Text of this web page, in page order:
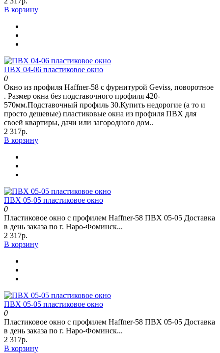
В корзину
ПВХ 04-06 пластиковое окно
0
Окно из профиля Haffner-58 c фурнитурой Geviss, поворотное
. Размер окна без подставочного профиля 420-
570мм.Подставочный профиль 30.Купить недорогие (а то и
просто дешевые) пластиковые окна из профиля ПВХ для
своей квартиры, дачи или загородного дом..
2 317р.
В корзину
ПВХ 05-05 пластиковое окно
0
Пластиковое окно с профилем Haffner-58 ПВХ 05-05 Доставка
в день заказа по г. Наро-Фоминск...
2 317р.
В корзину
ПВХ 05-05 пластиковое окно
0
Пластиковое окно с профилем Haffner-58 ПВХ 05-05 Доставка
в день заказа по г. Наро-Фоминск...
2 317р.
В корзину